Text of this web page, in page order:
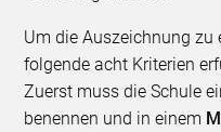
Um die Auszeichnung zu
folgende acht Kriterien
Zuerst muss die Schule
benennen und in einem